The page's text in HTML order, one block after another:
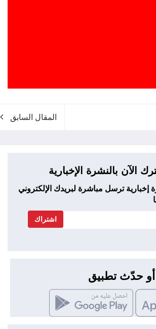
المقال السابق
الآن بالنشرة الإخبارية
إخبارية ترسل مباشرة لبريدك الإلكتروني
اشتراك
حدّث تطبيق